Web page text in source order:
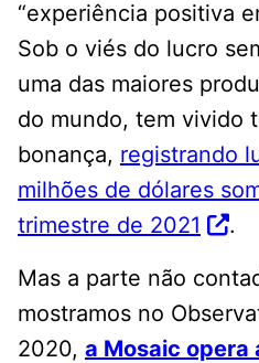
“experiência positiva
Sob o viés do lucro
uma das maiores
do mundo, tem vivido
bonança, registrando
milhões de dólares
trimestre de 2021
.
Mas a parte não
mostramos no
2020, a Mosaic opera